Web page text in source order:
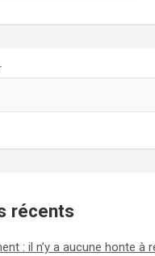
récents
: il n’y a aucune honte à